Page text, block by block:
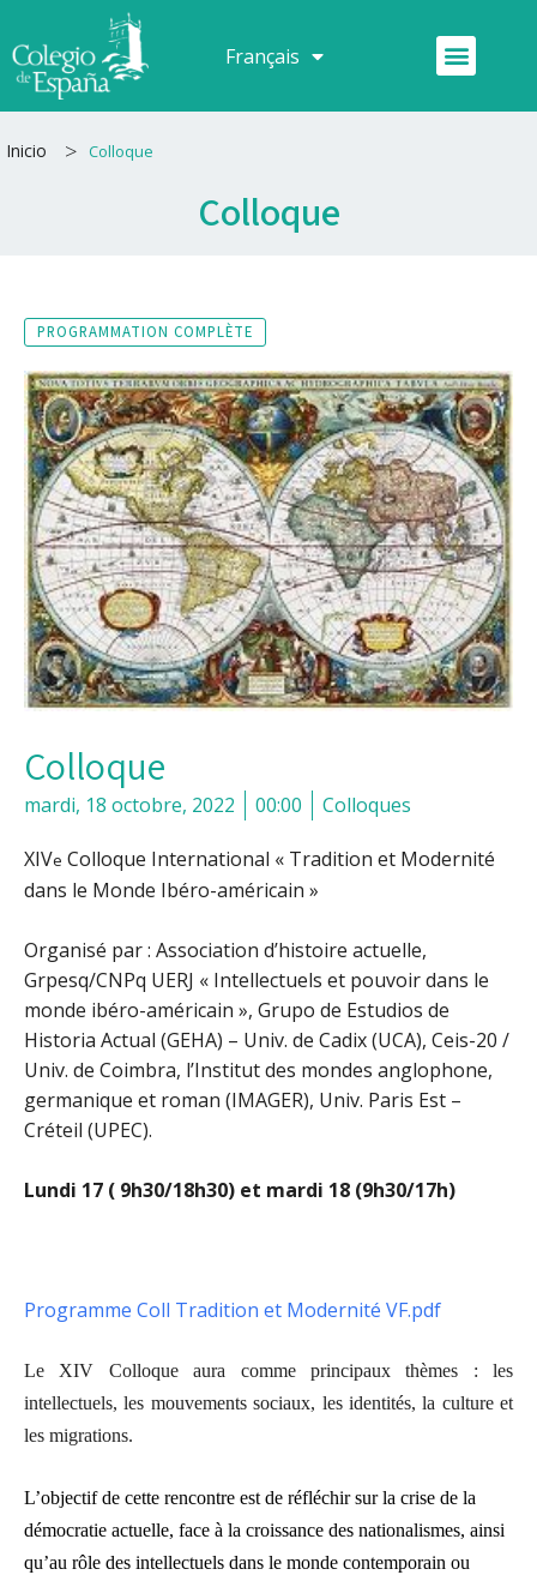
au
contenu
Français
Español Menu
Inicio > Colloque
Colloque
PROGRAMMATION COMPLÈTE
Colloque
mardi, 18 octobre, 2022 00:00 Colloques
XIVe Colloque International « Tradition et Modernité
dans le Monde Ibéro-américain »
Organisé par : Association d’histoire actuelle,
Grpesq/CNPq UERJ « Intellectuels et pouvoir dans le
monde ibéro-américain », Grupo de Estudios de
Historia Actual (GEHA) – Univ. de Cadix (UCA), Ceis-20 /
Univ. de Coimbra, l’Institut des mondes anglophone,
germanique et roman (IMAGER), Univ. Paris Est –
Créteil (UPEC).
Lundi 17 ( 9h30/18h30) et mardi 18 (9h30/17h)
Programme Coll Tradition et Modernité VF.pdf
Le XIV Colloque aura comme principaux thèmes : les
intellectuels, les mouvements sociaux, les identités, la culture et
les migrations.
L’objectif de cette rencontre est de réfléchir sur la crise de la
démocratie actuelle, face à la croissance des nationalismes, ainsi
qu’au rôle des intellectuels dans le monde contemporain ou